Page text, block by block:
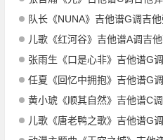
队长《NUNA》吉他谱G调吉
儿歌《红河谷》吉他谱A调吉
张雨生《口是心非》吉他谱G
任夏《回忆中拥抱》吉他谱G
黄小琥《顺其自然》吉他谱C
儿歌《唐老鸭之歌》吉他谱G